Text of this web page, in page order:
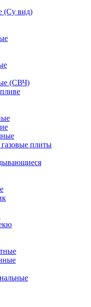
(Су вид)
(СВЧ)
плиты